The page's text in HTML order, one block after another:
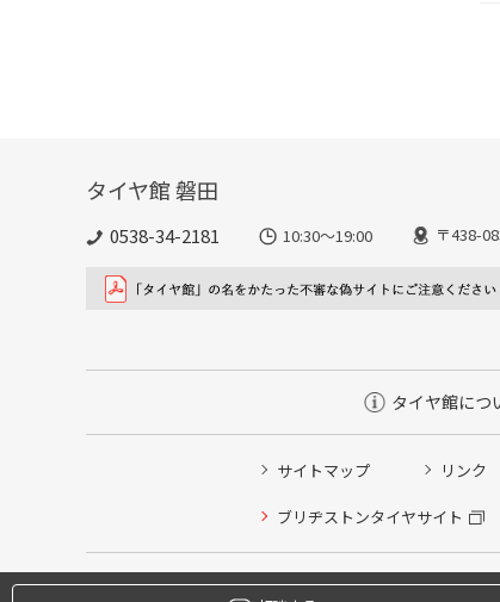
タイヤ館 磐田
0538-34-2181 10:30～19:00 〒438-
タイヤ館につ
サイトマップ リンク
ブリヂストンタイヤサイト
タイヤ点検・安全点検/タイヤ履き替え/オイル交換/
クローク契約会員専用タイヤ履き替え※タイヤ履き
本日のタイヤ履き替え順番待ち予約 ※クローク契約